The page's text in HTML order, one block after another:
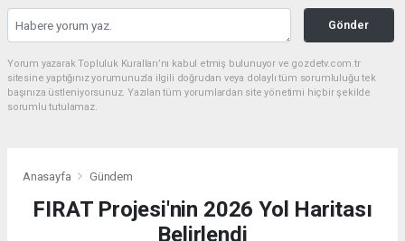
Gönder
Yorum yazarak Topluluk Kuralları’nı kabul etmiş bulunuyor ve gozdetv.com.tr
sitesine yaptığınız yorumunuzla ilgili doğrudan veya dolaylı tüm sorumluluğu tek
başınıza üstleniyorsunuz. Yazılan tüm yorumlardan site yönetimi hiçbir şekilde
sorumlu tutulamaz.
Anasayfa Gündem
FIRAT Projesi'nin 2026 Yol Haritası
Belirlendi